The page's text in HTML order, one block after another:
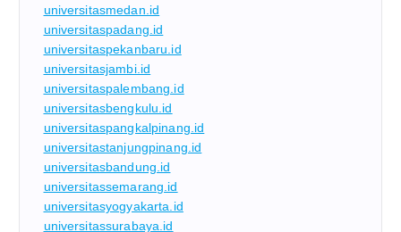
universitasmedan.id
universitaspadang.id
universitaspekanbaru.id
universitasjambi.id
universitaspalembang.id
universitasbengkulu.id
universitaspangkalpinang.id
universitastanjungpinang.id
universitasbandung.id
universitassemarang.id
universitasyogyakarta.id
universitassurabaya.id